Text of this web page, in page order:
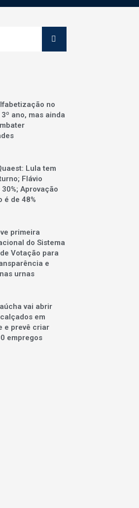
no
ano, mas ainda
Lula tem
Flávio
Aprovação
é de 48%
primeira
do Sistema
Votação para
e
urnas
vai abrir
em
e prevê criar
empregos